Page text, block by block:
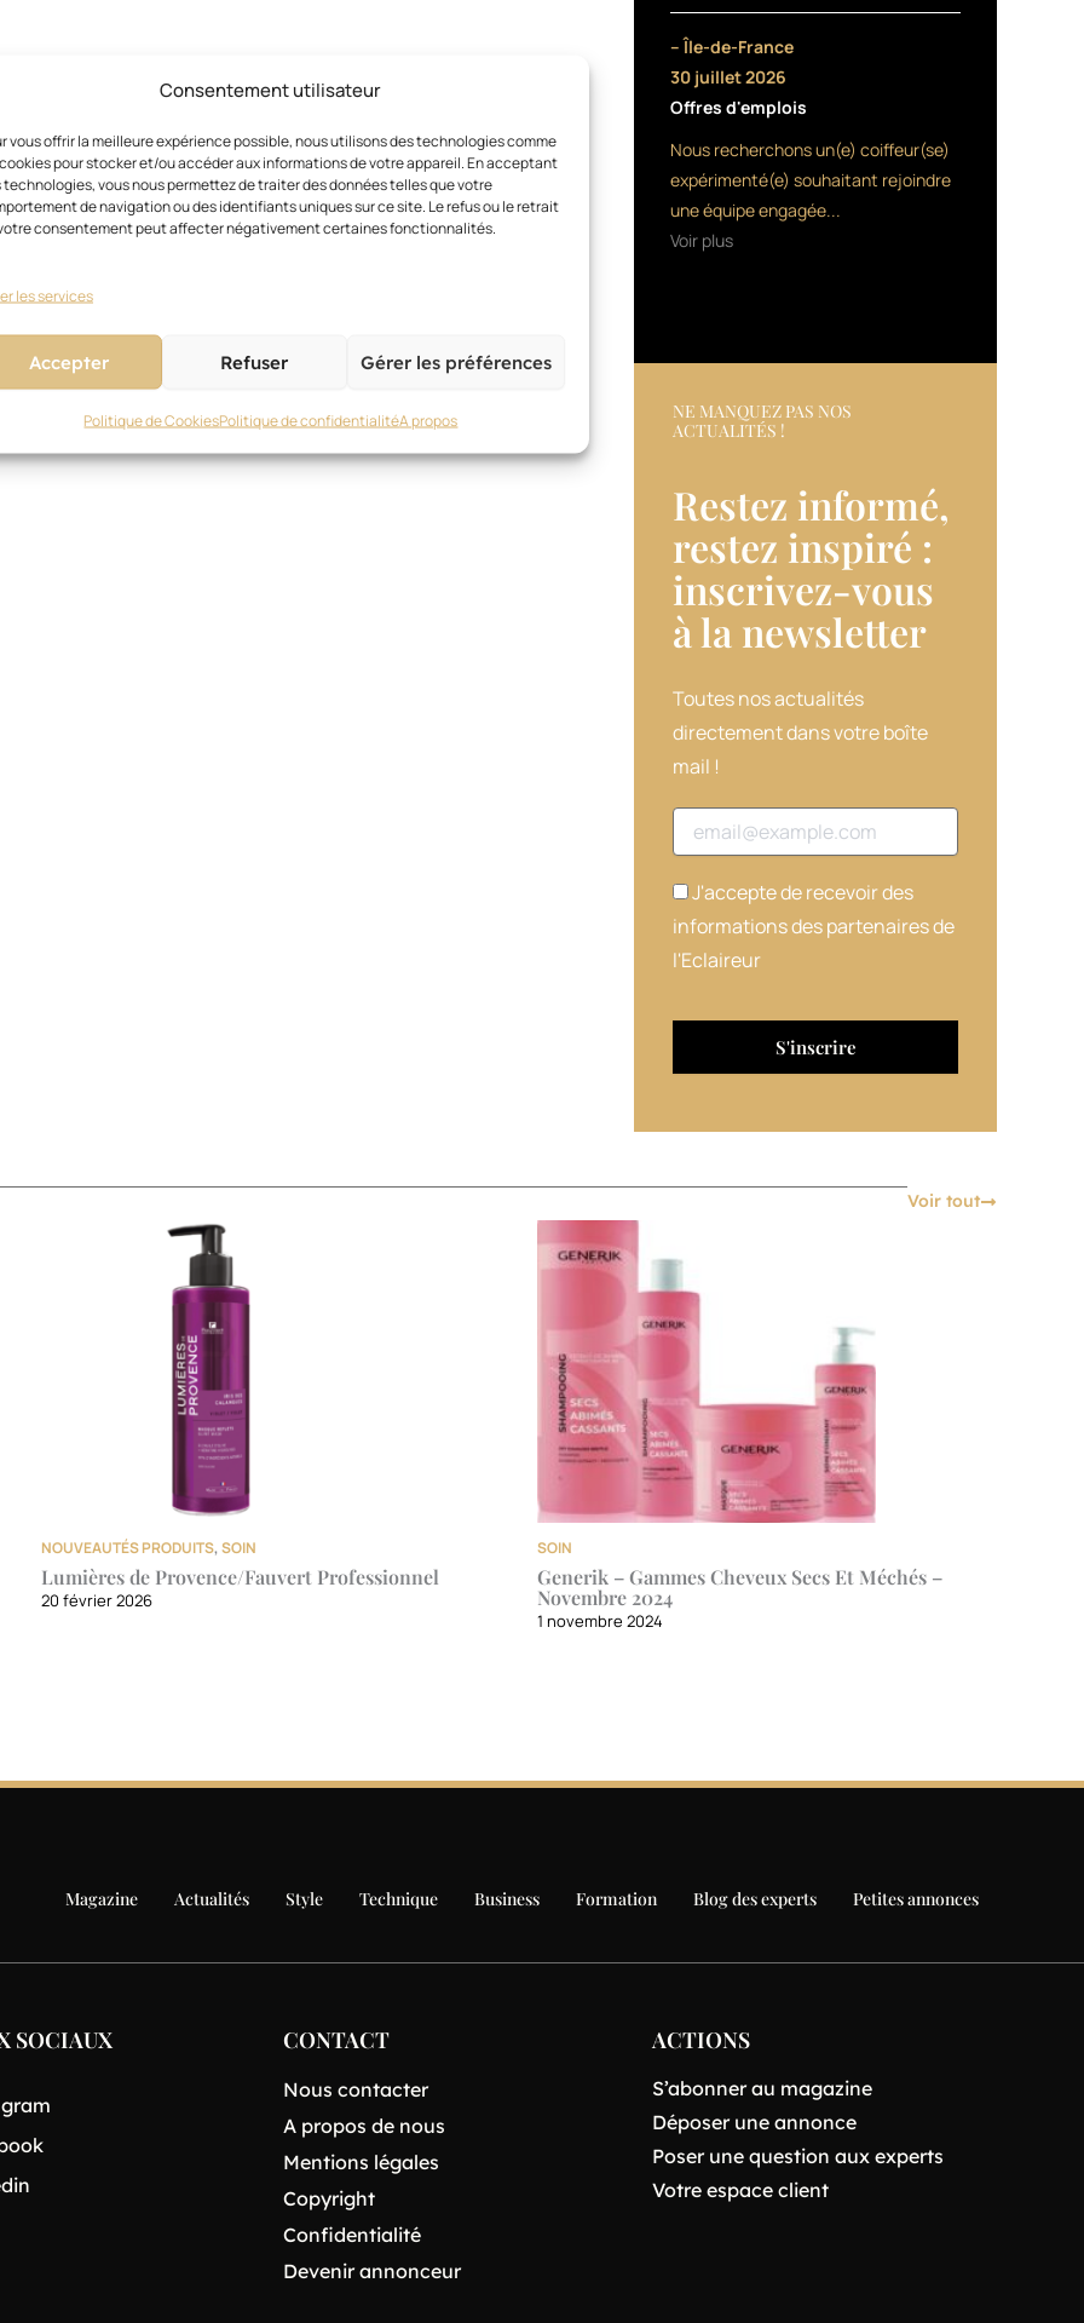
Consentement utilisateur
vous offrir la meilleure expérience possible, nous utilisons des technologies comme
pour stocker et/ou accéder aux informations de votre appareil. En acceptant
technologies, vous nous permettez de traiter des données telles que votre
de navigation ou des identifiants uniques sur ce site. Le refus ou le retrait
consentement peut affecter négativement certaines fonctionnalités.
les services
Accepter Refuser Gérer les préférences
Politique de CookiesPolitique de confidentialitéA propos
– Île-de-France
30 juillet 2026
Offres d'emplois
Nous recherchons un(e) coiffeur(se)
expérimenté(e) souhaitant rejoindre
une équipe engagée...
Voir plus
NE MANQUEZ PAS NOS
ACTUALITÉS !
Restez informé,
restez inspiré :
inscrivez-vous
à la newsletter​
Toutes nos actualités
directement dans votre boîte
mail !
Adresse email
J'accepte de recevoir des
informations des partenaires de
l'Eclaireur
Voir tout
NOUVEAUTÉS PRODUITS,SOIN
Lumières de Provence/Fauvert Professionnel
20 février 2026
SOIN
Generik – Gammes Cheveux Secs Et Méchés –
Novembre 2024
1 novembre 2024
Magazine Actualités Style Technique Business Formation Blog des experts Petites annonces
SOCIAUX CONTACT
Nous contacter
A propos de nous
Mentions légales
Copyright
Confidentialité
Devenir annonceur
ACTIONS
S’abonner au magazine
Déposer une annonce
Poser une question aux experts
Votre espace client